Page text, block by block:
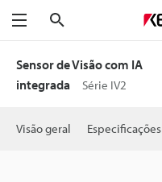
Menu
Sensor de Visão com IA
integrada
Série IV2
Visão geral Especificações